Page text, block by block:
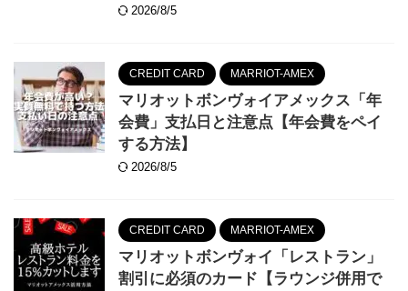
2026/8/5
CREDIT CARD MARRIOT-AMEX
マリオットボンヴォイアメックス「年
会費」支払日と注意点【年会費をペイ
する方法】
2026/8/5
CREDIT CARD MARRIOT-AMEX
マリオットボンヴォイ「レストラン」
割引に必須のカード【ラウンジ併用で